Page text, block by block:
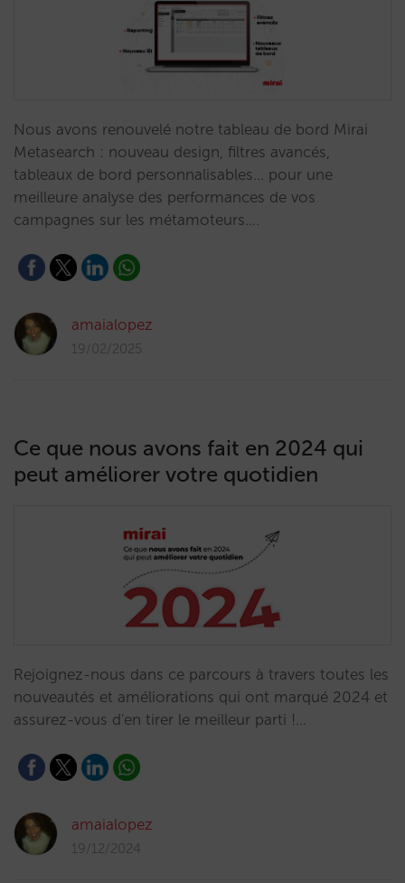
Nous avons renouvelé notre tableau de bord Mirai
Metasearch : nouveau design, filtres avancés,
tableaux de bord personnalisables... pour une
meilleure analyse des performances de vos
campagnes sur les métamoteurs.…
amaialopez
19/02/2025
Ce que nous avons fait en 2024 qui
peut améliorer votre quotidien
Rejoignez-nous dans ce parcours à travers toutes les
nouveautés et améliorations qui ont marqué 2024 et
assurez-vous d'en tirer le meilleur parti !…
amaialopez
19/12/2024